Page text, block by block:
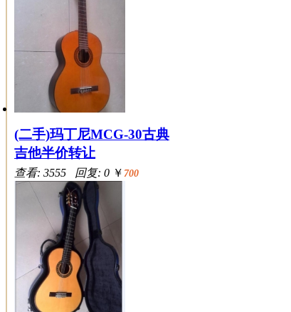
(二手)玛丁尼MCG-30古典
吉他半价转让
查看: 3555 回复: 0 ￥ 700